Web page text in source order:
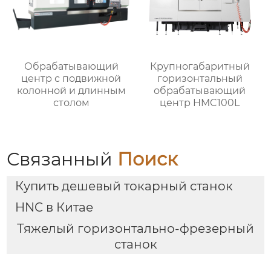
Обрабатывающий
центр с подвижной
колонной и длинным
столом
Крупногабаритный
горизонтальный
обрабатывающий
центр HMC100L
Связанный Поиск
Купить дешевый токарный станок
HNC в Китае
Тяжелый горизонтально-фрезерный
станок